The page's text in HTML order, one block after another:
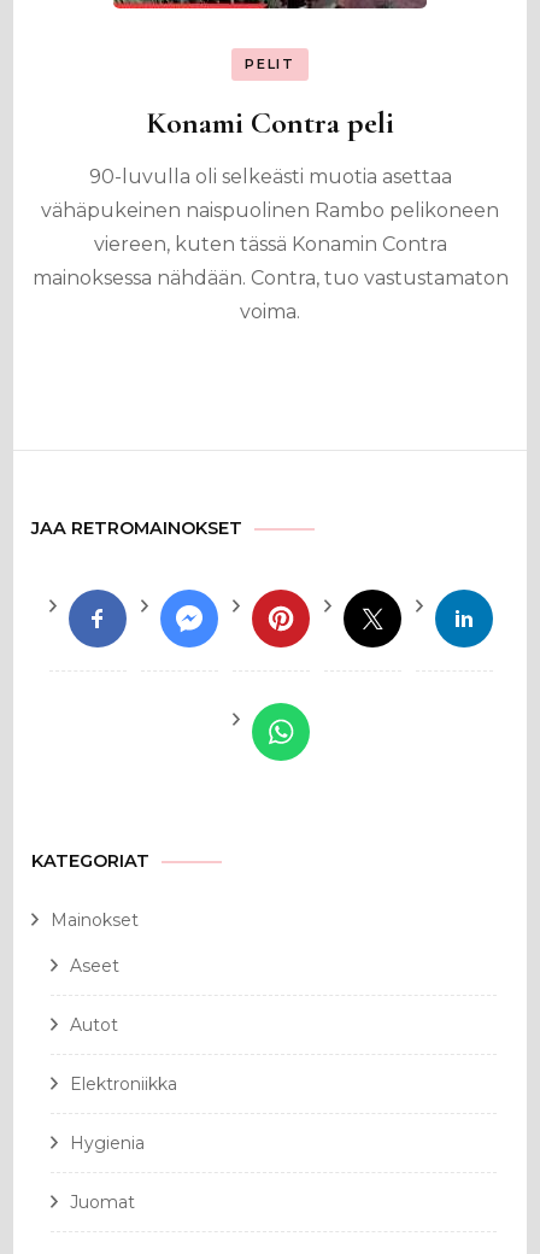
PELIT
Konami Contra peli
90-luvulla oli selkeästi muotia asettaa
vähäpukeinen naispuolinen Rambo pelikoneen
viereen, kuten tässä Konamin Contra
mainoksessa nähdään. Contra, tuo vastustamaton
voima.
JAA RETROMAINOKSET
KATEGORIAT
Mainokset
Aseet
Autot
Elektroniikka
Hygienia
Juomat